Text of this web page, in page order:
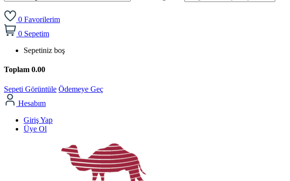
0 Favorilerim
0 Sepetim
Sepetiniz boş
Toplam 0.00
Sepeti Görüntüle Ödemeye Geç
Hesabım
Giriş Yap
Üye Ol